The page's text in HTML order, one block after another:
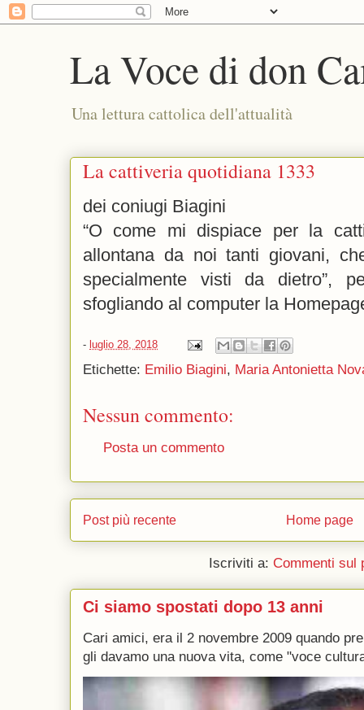
La Voce di don
Una lettura cattolica dell'attualità
La cattiveria quotidiana 1333
dei coniugi Biagini
“O come mi dispiace per la
allontana da noi tanti giovani,
specialmente visti da dietro”,
sfogliando al computer la
- luglio 28, 2018
Etichette: Emilio Biagini, Maria Antonietta
Nessun commento:
Posta un commento
Post più recente Home page
Iscriviti a: Commenti sul
Ci siamo spostati dopo 13 anni
Cari amici, era il 2 novembre 2009 quando
gli davamo una nuova vita, come "voce